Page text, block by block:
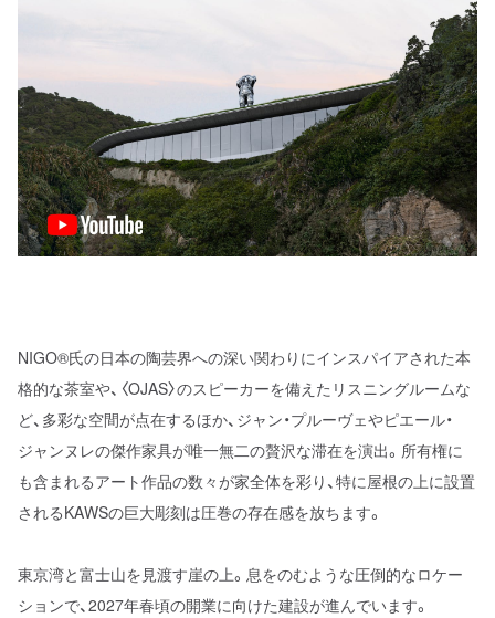
NIGO®︎氏の日本の陶芸界への深い関わりにインスパイアされた本
格的な茶室や、〈OJAS〉のスピーカーを備えたリスニングルームな
ど、多彩な空間が点在するほか、ジャン・プルーヴェやピエール・
ジャンヌレの傑作家具が唯一無二の贅沢な滞在を演出。所有権に
も含まれるアート作品の数々が家全体を彩り、特に屋根の上に設置
されるKAWSの巨大彫刻は圧巻の存在感を放ちます。
東京湾と富士山を見渡す崖の上。息をのむような圧倒的なロケー
ションで、2027年春頃の開業に向けた建設が進んでいます。